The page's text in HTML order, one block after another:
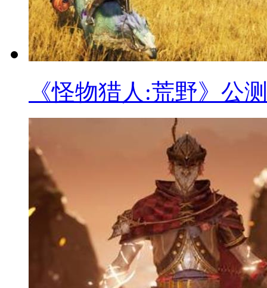
《怪物猎人:荒野》公